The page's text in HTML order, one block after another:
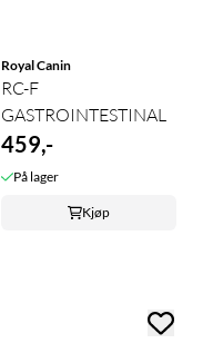
Royal Canin
RC-F
GASTROINTESTINAL
459,-
På lager
Kjøp